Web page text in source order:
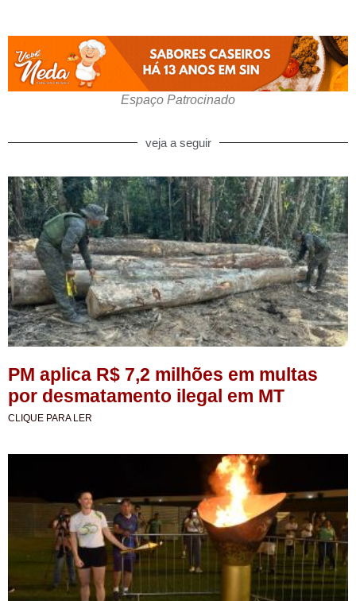
Espaço Patrocinado
veja a seguir
PM aplica R$ 7,2 milhões em multas
por desmatamento ilegal em MT
CLIQUE PARA LER